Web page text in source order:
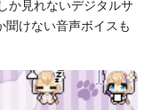
か見れないデジタルサ
けない音声ボイスも